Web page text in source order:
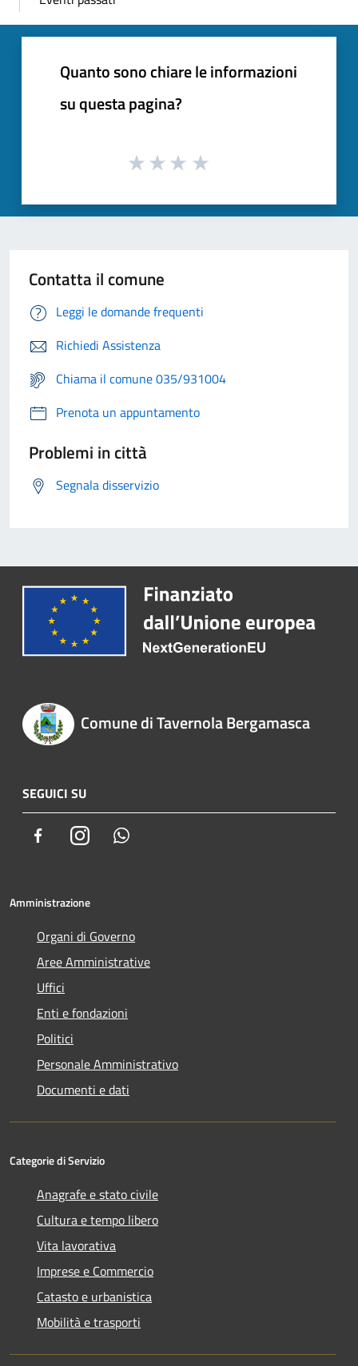
Quanto sono chiare le informazioni
su questa pagina?
Contatta il comune
Leggi le domande frequenti
Richiedi Assistenza
Chiama il comune 035/931004
Prenota un appuntamento
Problemi in città
Segnala disservizio
Comune di Tavernola Bergamasca
SEGUICI SU
FacebookInstagram
Amministrazione
Organi di Governo
Aree Amministrative
Uffici
Enti e fondazioni
Politici
Personale Amministrativo
Documenti e dati
Categorie di Servizio
Anagrafe e stato civile
Cultura e tempo libero
Vita lavorativa
Imprese e Commercio
Catasto e urbanistica
Mobilità e trasporti